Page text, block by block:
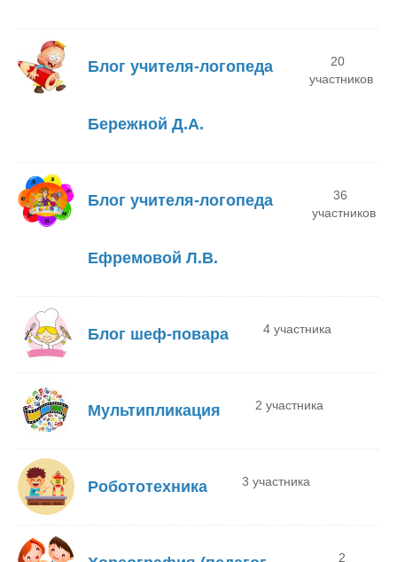
Блог учителя-логопеда
Бережной Д.А.
20
участников
Блог учителя-логопеда
Ефремовой Л.В.
36
участников
Блог шеф-повара 4 участника
Мультипликация 2 участника
Робототехника 3 участника
2